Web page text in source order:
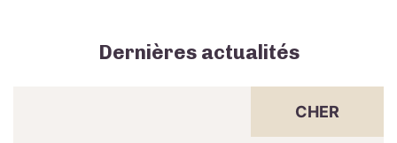
Dernières actualités
CHER